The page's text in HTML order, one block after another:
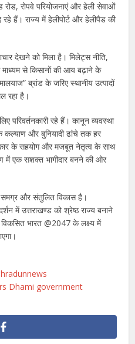
रोड, रोपवे परियोजनाएं और हेली सेवाओं
रहे हैं। राज्य में हेलीपोर्ट और हेलीपैड की
देखने को मिला है। मिलेट्स नीति,
से किसानों की आय बढ़ाने के
ब्रांड के जरिए स्थानीय उत्पादों
रहा है।
परिवर्तनकारी रहे हैं। कानून व्यवस्था
कल्याण और बुनियादी ढांचे तक हर
के सहयोग और मजबूत नेतृत्व के साथ
में एक सशक्त भागीदार बनने की ओर
समग्र और संतुलित विकास है।
में उत्तराखण्ड को श्रेष्ठ राज्य बनाने
भारत @2047 के लक्ष्य में
Dhami government